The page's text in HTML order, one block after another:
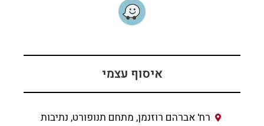
איסוף עצמי
רח' אברהם רוזנמן, מתחם תנופורט, נתיבות